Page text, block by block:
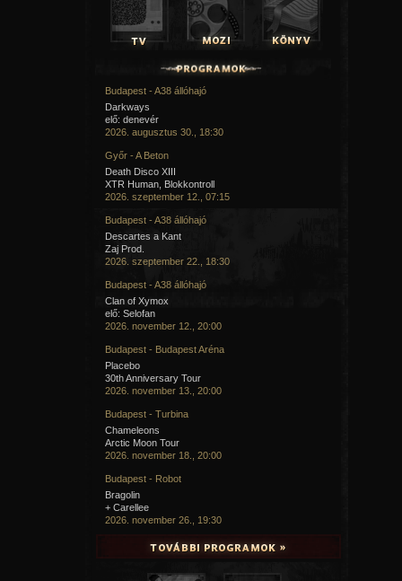
Budapest - A38 állóhajó
Darkways
elő: denevér
2026. augusztus 30., 18:30
Győr - A Beton
Death Disco XIII
XTR Human, Blokkontroll
2026. szeptember 12., 07:15
Budapest - A38 állóhajó
Descartes a Kant
Zaj Prod.
2026. szeptember 22., 18:30
Budapest - A38 állóhajó
Clan of Xymox
elő: Selofan
2026. november 12., 20:00
Budapest - Budapest Aréna
Placebo
30th Anniversary Tour
2026. november 13., 20:00
Budapest - Turbina
Chameleons
Arctic Moon Tour
2026. november 18., 20:00
Budapest - Robot
Bragolin
+ Carellee
2026. november 26., 19:30